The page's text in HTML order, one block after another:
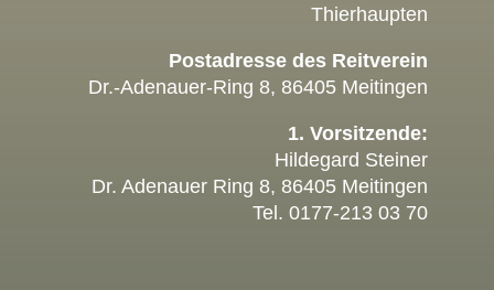
Thierhaupten
Postadresse des Reitverein
Dr.-Adenauer-Ring 8, 86405 Meitingen
1. Vorsitzende:
Hildegard Steiner
Dr. Adenauer Ring 8, 86405 Meitingen
Tel. 0177-213 03 70